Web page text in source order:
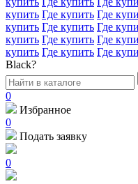
купить Где купить Где
купить Где купить Где
купить Где купить Где
купить Где купить Где
Black?
0
Избранное
0
Подать заявку
0